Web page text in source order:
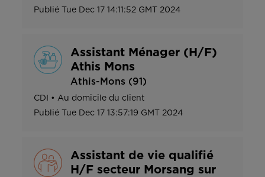
Publié
Tue Dec 17 14:11:52 GMT 2024
Assistant Ménager (H/F)
Athis Mons
Athis-Mons (91)
CDI • Au domicile du client
Publié Tue Dec 17 13:57:19 GMT 2024
Assistant de vie qualifié
H/F secteur Morsang sur